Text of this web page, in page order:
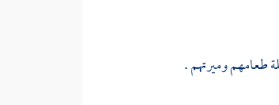
طعامهم وميرتهم .